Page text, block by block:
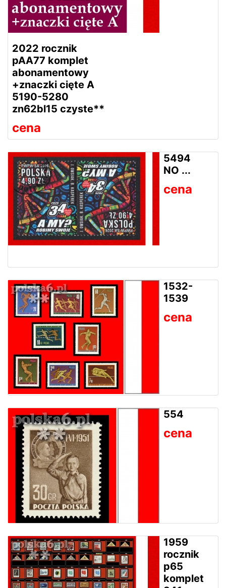
2022 rocznik
pAA77 komplet
abonamentowy
+znaczki cięte A
5190-5280
zn62bl15 czyste**
cena
5494
NO ...
cena
1532-
1539
cena
554
cena
1959
rocznik
p65
komplet